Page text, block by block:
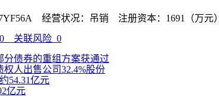
经营状况：吊销 注册资本：1691（万元）
0 关联风险 0
分债券的重组方案获通过
人出售公司32.4%股份
54.31亿元
亿元